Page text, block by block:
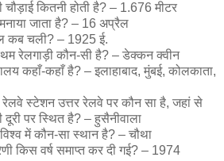
कितनी होती है? – 1.676 मीटर
जाता है? – 16 अप्रैल
कब चली? – 1925 ई.
रेलगाड़ी कौन-सी है? – डेक्कन क्वीन
कहाँ-कहाँ है? – इलाहाबाद, मुंबई, कोलकाता,
स्टेशन उत्तर रेलवे पर कौन सा है, जहां से
दूरी पर स्थित है? – हुसैनीवाला
में कौन-सा स्थान है? – चौथा
किस वर्ष समाप्त कर दी गई? – 1974